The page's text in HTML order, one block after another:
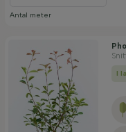
Antal meter
I